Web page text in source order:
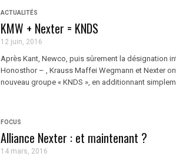
ACTUALITÉS
KMW + Nexter = KNDS
12 juin, 2016
Après Kant, Newco, puis sûrement la désignation
Honosthor – , Krauss Maffei Wegmann et Nexter
nouveau groupe « KNDS », en additionnant
FOCUS
Alliance Nexter : et maintenant ?
14 mars, 2016